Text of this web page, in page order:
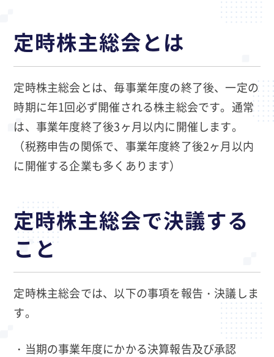
定時株主総会とは
定時株主総会とは、毎事業年度の終了後、一定の
時期に年1回必ず開催される株主総会です。通常
は、事業年度終了後3ヶ月以内に開催します。
（税務申告の関係で、事業年度終了後2ヶ月以内
に開催する企業も多くあります）
定時株主総会で決議する
こと
定時株主総会では、以下の事項を報告・決議しま
す。
・当期の事業年度にかかる決算報告及び承認